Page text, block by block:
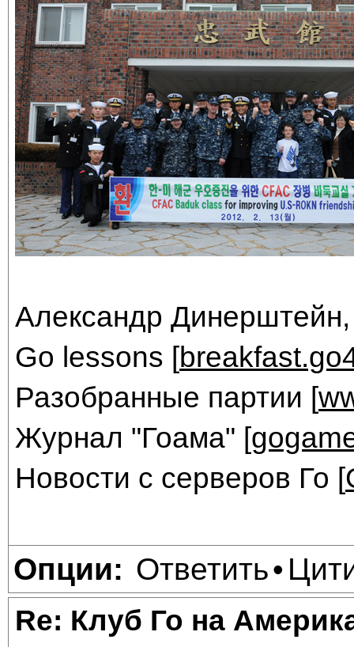
Александр Динерштейн,
Go lessons [
Разобранные партии [
Журнал "Гоама" [
Новости с серверов Го [
Опции: Ответить•
Re: Клуб Го на